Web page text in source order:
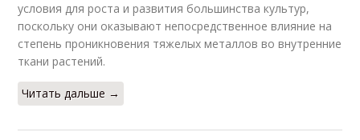
условия для роста и развития большинства культур,
поскольку они оказывают непосредственное влияние на
степень проникновения тяжелых металлов во внутренние
ткани растений.
Читать дальше →